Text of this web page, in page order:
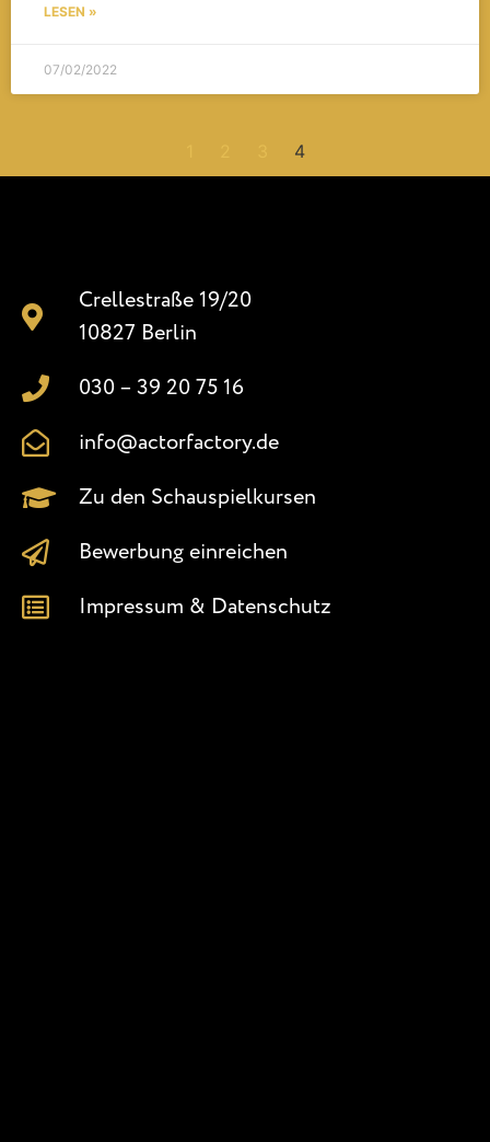
LESEN »
07/02/2022
4
Crellestraße 19/20
10827 Berlin
030 – 39 20 75 16
info@actorfactory.de
Zu den Schauspielkursen
Bewerbung einreichen
Impressum & Datenschutz